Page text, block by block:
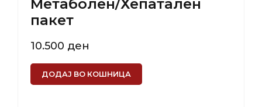
Метаболен/Хепатален
пакет
10.500 ден
ДОДАЈ ВО КОШНИЦА